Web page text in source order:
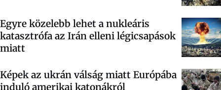
Egyre közelebb lehet a nukleáris
katasztrófa az Irán elleni légicsapások
miatt
Képek az ukrán válság miatt Európába
induló amerikai katonákról